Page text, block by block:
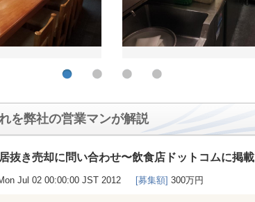
を弊社の営業マンが解説
抜き売却に問い合わせ〜飲食店ドットコムに掲載
Jul 02 00:00:00 JST 2012 [募集額] 300万円